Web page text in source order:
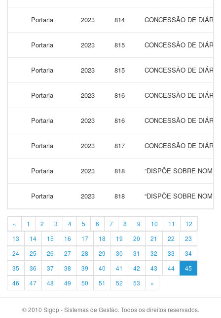
Portaria 2023 814 CONCESSÃO DE
Portaria 2023 815 CONCESSÃO DE
Portaria 2023 815 CONCESSÃO DE
Portaria 2023 816 CONCESSÃO DE
Portaria 2023 816 CONCESSÃO DE
Portaria 2023 817 CONCESSÃO DE
Portaria 2023 818 “DISPÕE SOBRE
Portaria 2023 818 “DISPÕE SOBRE
« 1 2 3 4 5 6 7 8 9 10 11
12
13
14 15 16 17 18 19 20 21 22
23
24
25 26 27 28 29 30 31 32 33
34
35
36 37 38 39 40 41 42 43 44
45
46
47 48 49 50 51 52 53 »
© 2010 Sigop - Sistemas de Gestão. Todos os direitos reservados.